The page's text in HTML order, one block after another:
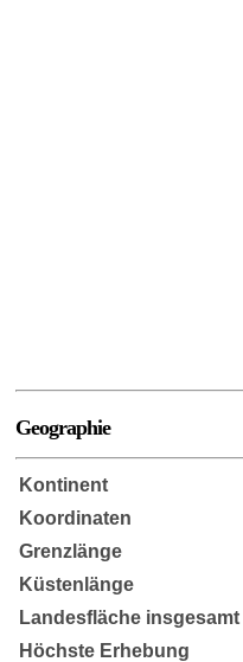
Geographie
Kontinent
Koordinaten
Grenzlänge
Küstenlänge
Landesfläche insgesamt
Höchste Erhebung